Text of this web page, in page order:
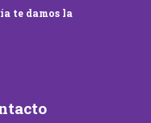
te damos la